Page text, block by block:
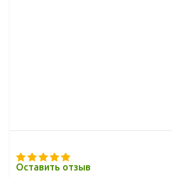
Оставить отзыв